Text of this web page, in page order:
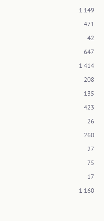
1 149
471
42
647
1 414
208
135
423
26
260
27
75
17
1 160